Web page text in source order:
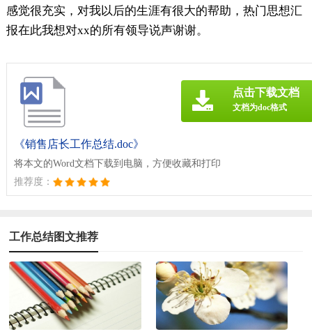
感觉很充实，对我以后的生涯有很大的帮助，热门思想汇
报在此我想对xx的所有领导说声谢谢。
《销售店长工作总结.doc》
将本文的Word文档下载到电脑，方便收藏和打印
推荐度：
点击下载文档
文档为doc格式
工作总结图文推荐